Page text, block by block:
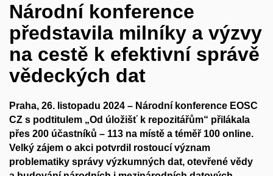
Národní konference
představila milníky a výzvy
na cestě k efektivní správě
vědeckých dat
Praha, 26. listopadu 2024 – Národní konference EOSC
CZ s podtitulem „Od úložišť k repozitářům“ přilákala
přes 200 účastníků – 113 na místě a téměř 100 online.
Velký zájem o akci potvrdil rostoucí význam
problematiky správy výzkumných dat, otevřené vědy